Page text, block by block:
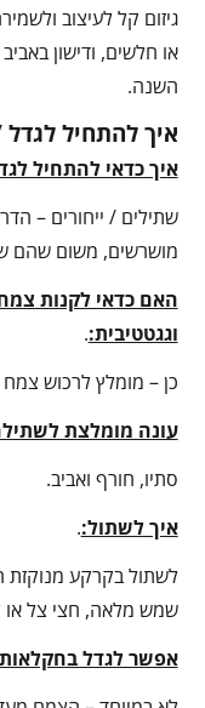
גיזום קל לעיצוב
או חלשים, ודישון
השנה.
איך להתחיל
איך כדאי להתחיל
שתילים / ייחורים –
מושרשים, משום שהם
האם כדאי לקנות
וגגטטיבית:.
כן – מומלץ לרכוש צמח
עונה מומלצת
סתיו, חורף ואביב.
איך לשתול:.
לשתול בקרקע מנוקזת
שמש מלאה, חצי צל או
אפשר לגדל